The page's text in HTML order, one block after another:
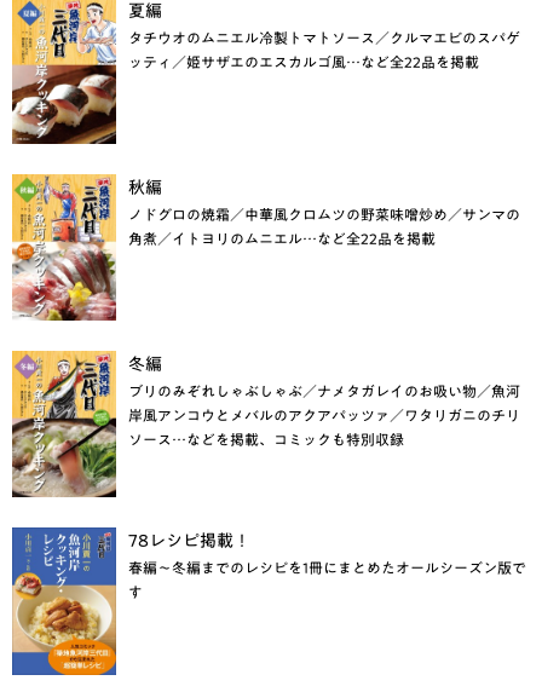
夏編
タチウオのムニエル冷製トマトソース／クルマエビのスパゲ
ッティ／姫サザエのエスカルゴ風…など全22品を掲載
秋編
ノドグロの焼霜／中華風クロムツの野菜味噌炒め／サンマの
角煮／イトヨリのムニエル…など全22品を掲載
冬編
ブリのみぞれしゃぶしゃぶ／ナメタガレイのお吸い物／魚河
岸風アンコウとメバルのアクアパッツァ／ワタリガニのチリ
ソース…などを掲載、コミックも特別収録
78レシピ掲載！
春編～冬編までのレシピを1冊にまとめたオールシーズン版で
す